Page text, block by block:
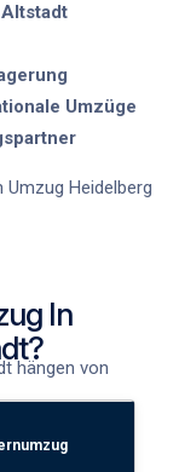
Umzüge
Umzug Heidelberg
In
hängen von